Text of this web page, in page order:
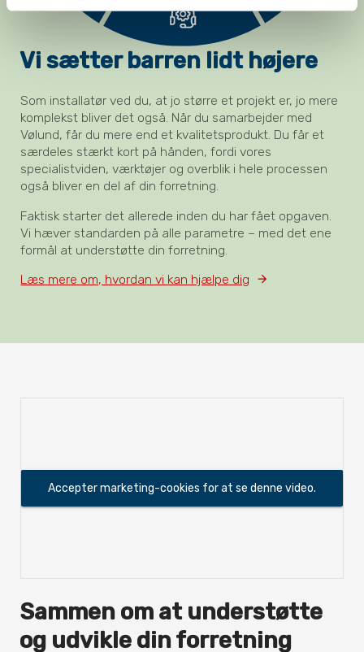
Vi sætter barren lidt højere
Som installatør ved du, at jo større et projekt er, jo mere
komplekst bliver det også. Når du samarbejder med
Vølund, får du mere end et kvalitetsprodukt. Du får et
særdeles stærkt kort på hånden, fordi vores
specialistviden, værktøjer og overblik i hele processen
også bliver en del af din forretning.
Faktisk starter det allerede inden du har fået opgaven.
Vi hæver standarden på alle parametre – med det ene
formål at understøtte din forretning.
Læs mere om, hvordan vi kan hjælpe dig
Sammen om at understøtte
og udvikle din forretning
Accepter marketing-cookies for at se denne video.